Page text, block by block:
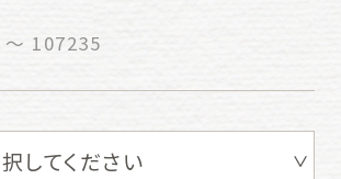
107235